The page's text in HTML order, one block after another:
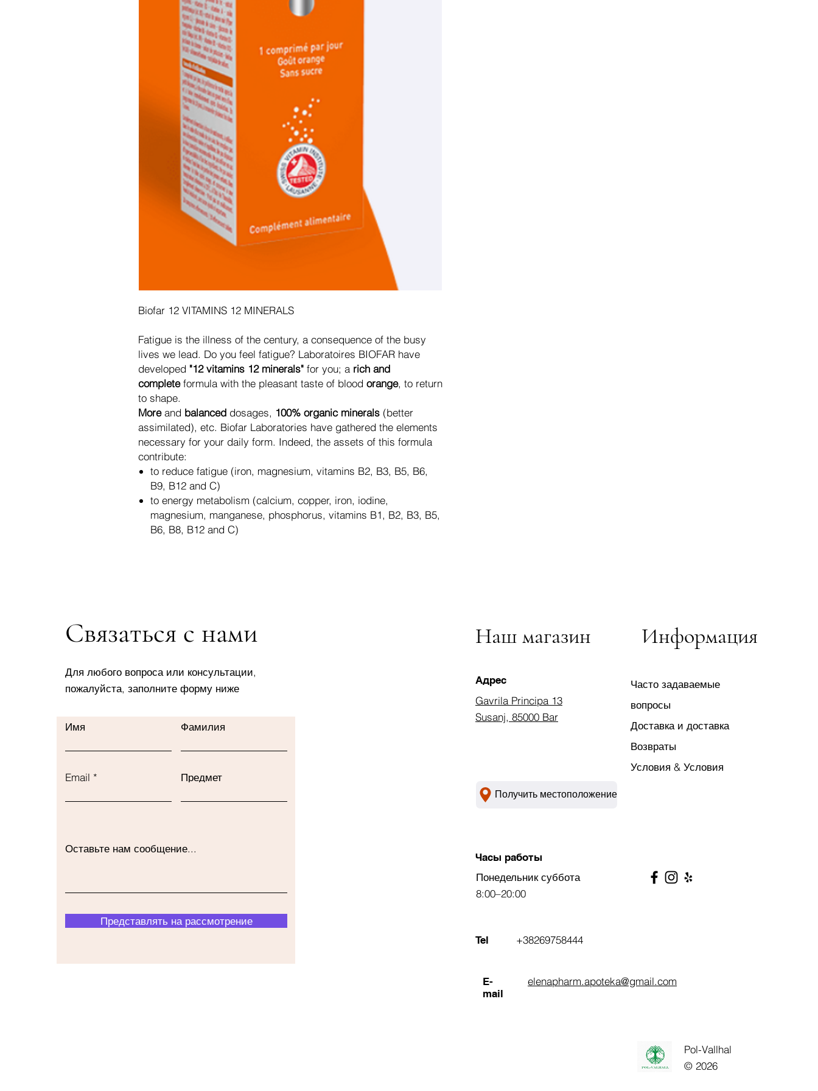
Biofar 12 VITAMINS 12 MINERALS
Fatigue is the illness of the century, a consequence of the busy
lives we lead. Do you feel fatigue? Laboratoires BIOFAR have
developed "12 vitamins 12 minerals" for you; a rich and
completeformula with the pleasant taste of blood orange, to return
to shape.
Moreand balanced dosages, 100% organic minerals (better
assimilated), etc. Biofar Laboratories have gathered the elements
necessary for your daily form. Indeed, the assets of this formula
contribute:
to reduce fatigue (iron, magnesium, vitamins B2, B3, B5, B6,
B9, B12 and C)
to energy metabolism (calcium, copper, iron, iodine,
magnesium, manganese, phosphorus, vitamins B1, B2, B3, B5,
B6, B8, B12 and C)
Связаться с нами
Для любого вопроса или консультации,
пожалуйста, заполните форму ниже
Имя Фамилия
Email Предмет
Оставьте нам сообщение...
Представлять на рассмотрение
Наш магазин
Адрес
Gavrila Principa 13
Susanj, 85000 Bar
Информация
Часто задаваемые
вопросы
Доставка и доставка
Возвраты
Условия & Условия
Получить местоположение
Часы работы
Понедельник суббота
8:00–20:00
Tel +38269758444
E-
mail
elenapharm.apoteka@gmail.com
Pol-Vallhal
© 2026